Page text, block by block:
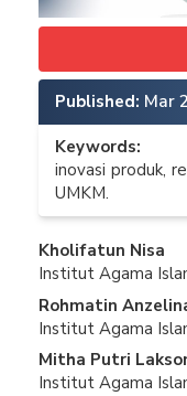
Published: Mar
Keywords:
inovasi produk,
UMKM.
Main
Article
Content
Kholifatun Nisa
Institut Agama
Rohmatin
Institut Agama
Mitha Putri
Institut Agama